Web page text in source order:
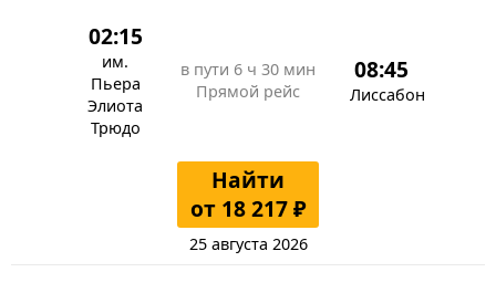
02:15
им.
Пьера
Элиота
Трюдо
в пути 6 ч 30 мин
Прямой рейс
08:45
Лиссабон
Найти
от 18 217 ₽
25 августа 2026